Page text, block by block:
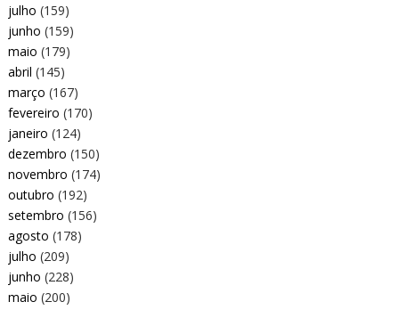
julho (159)
junho (159)
maio (179)
abril (145)
março (167)
fevereiro (170)
janeiro (124)
dezembro (150)
novembro (174)
outubro (192)
setembro (156)
agosto (178)
julho (209)
junho (228)
maio (200)